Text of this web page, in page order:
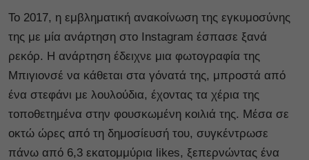
Το 2017, η εμβληματική ανακοίνωση της εγκυμοσύνης
της με μία ανάρτηση στο Instagram έσπασε ξανά
ρεκόρ. Η ανάρτηση έδειχνε μια φωτογραφία της
Μπιγιονσέ να κάθεται στα γόνατά της, μπροστά από
ένα στεφάνι με λουλούδια, έχοντας τα χέρια της
τοποθετημένα στην φουσκωμένη κοιλιά της. Μέσα σε
οκτώ ώρες από τη δημοσίευσή του, συγκέντρωσε
πάνω από 6,3 εκατομμύρια likes, ξεπερνώντας ένα